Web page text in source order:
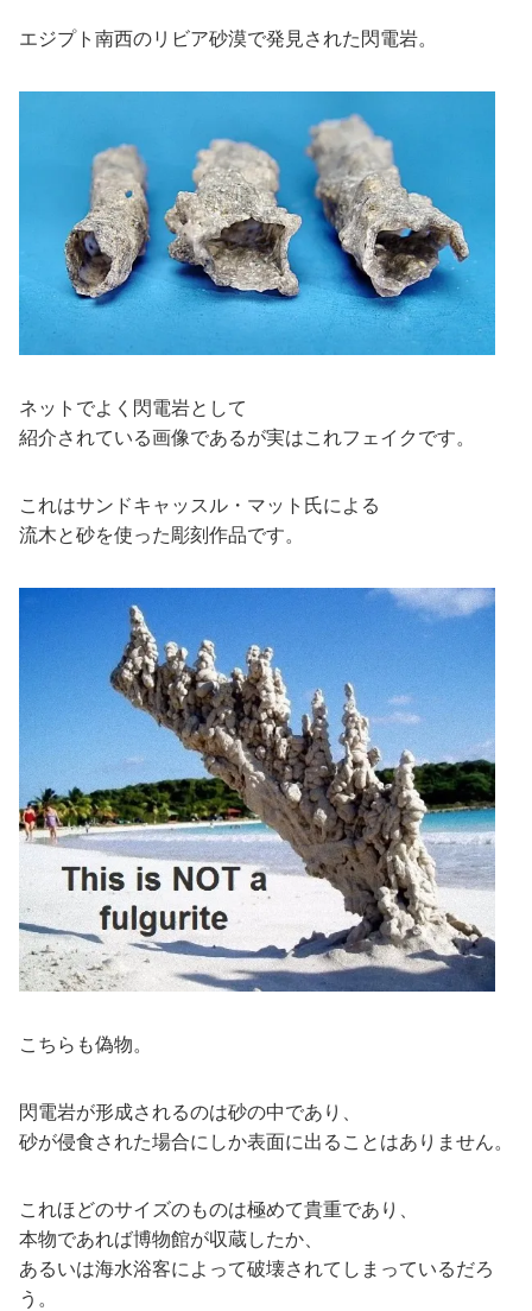
エジプト南西のリビア砂漠で発見された閃電岩。
ネットでよく閃電岩として
紹介されている画像であるが実はこれフェイクです。
これはサンドキャッスル・マット氏による
流木と砂を使った彫刻作品です。
こちらも偽物。
閃電岩が形成されるのは砂の中であり、
砂が侵食された場合にしか表面に出ることはありません。
これほどのサイズのものは極めて貴重であり、
本物であれば博物館が収蔵したか、
あるいは海水浴客によって破壊されてしまっているだろ
う。